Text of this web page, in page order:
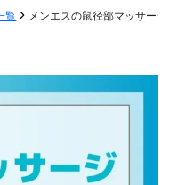
覧 メンエスの鼠径部マッサージ